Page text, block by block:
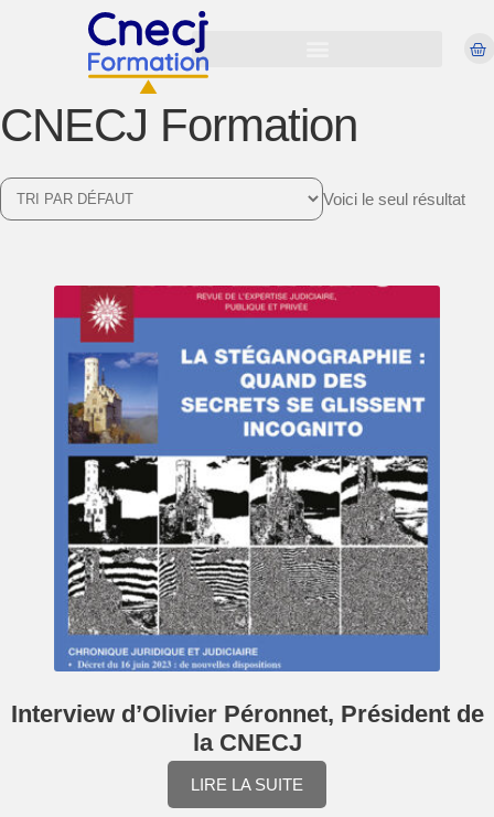
CNECJ Formation
Voici le seul résultat
Interview d’Olivier Péronnet, Président de
la CNECJ
LIRE LA SUITE